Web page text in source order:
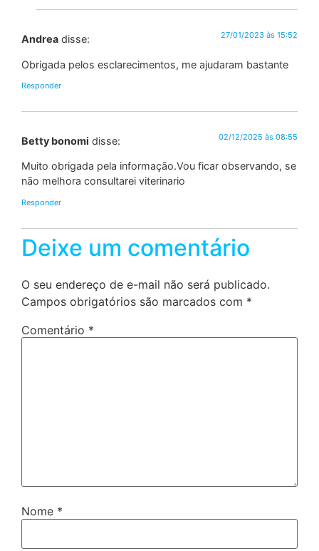
Andrea disse: 27/01/2023 às 15:52
Obrigada pelos esclarecimentos, me ajudaram bastante
Responder
Betty bonomi disse: 02/12/2025 às 08:55
Muito obrigada pela informação.Vou ficar observando, se
não melhora consultarei viterinario
Responder
Deixe um comentário
O seu endereço de e-mail não será publicado.
Campos obrigatórios são marcados com *
Comentário *
Nome *